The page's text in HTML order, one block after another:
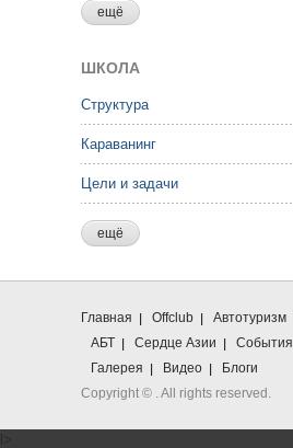
ещё
ШКОЛА
Структура
Караванинг
Цели и задачи
ещё
Главная Offclub Автотуризм
АБТ
Сердце Азии События
Галерея
Видео
Блоги
Copyright © . All rights reserved.